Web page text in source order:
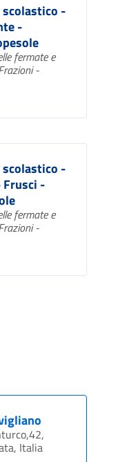
-
-
fermate e
-
-
Frusci -
fermate e
-
Italia